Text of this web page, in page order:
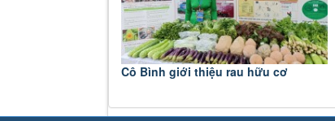
Cô Bình giới thiệu rau hữu cơ